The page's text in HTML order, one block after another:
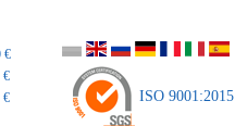
€
€
€
ISO 9001:2015